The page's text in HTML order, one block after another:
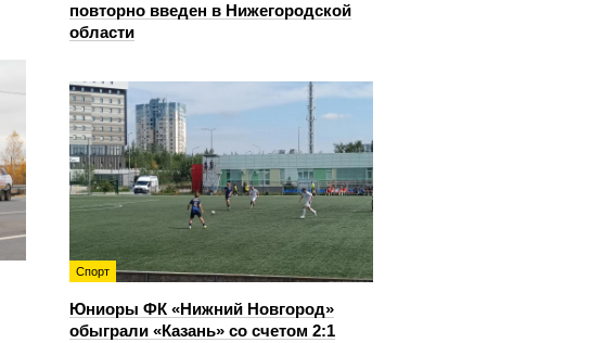
повторно введен в Нижегородской
области
Спорт
Юниоры ФК «Нижний Новгород»
обыграли «Казань» со счетом 2:1